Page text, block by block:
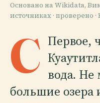
Основано на Wikidata,
источниках · проверено ·
C Первое,
вода. Не
большие